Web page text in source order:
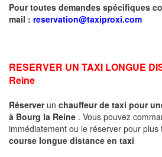
Pour toutes demandes spécifiques
mail : reservation@taxiproxi.com
RESERVER UN TAXI LONGUE
Reine
Réserverun chauffeur de taxi pour
à Bourg la Reine . Vous pouvez
immédiatement ou le réserver pour plus
course longue distance en taxi